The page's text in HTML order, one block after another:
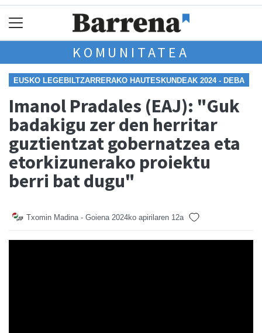
KOMUNITATEA
EUSKO LEGEBILTZARRERAKO HAUTESKUNDEAK 2024 - DEBA
Imanol Pradales (EAJ): "Guk
badakigu zer den herritar
guztientzat gobernatzea eta
etorkizunerako proiektu
berri bat dugu"
Txomin Madina - Goiena 2024ko apirilaren 12a